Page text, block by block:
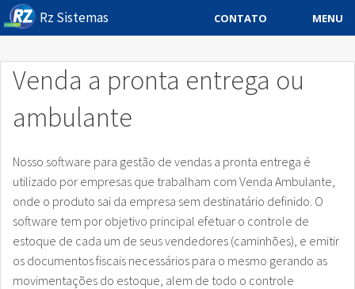
Rz Sistemas CONTATO MENU
Sistemas Especificos
Blog
Downloads
Sobre
Contato Rz Sistemas
Buscar no Site
Venda a pronta entrega ou
ambulante
Nosso software para gestão de vendas a pronta entrega é
utilizado por empresas que trabalham com Venda Ambulante,
onde o produto sai da empresa sem destinatário definido. O
software tem por objetivo principal efetuar o controle de
estoque de cada um de seus vendedores (caminhões), e emitir
os documentos fiscais necessários para o mesmo gerando as
movimentações do estoque, alem de todo o controle